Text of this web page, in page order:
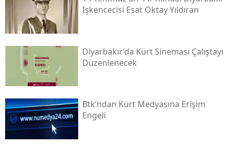
Işkencecisi Esat Oktay Yıldıran
Diyarbakır’da Kürt Sineması Çalıştayı
Düzenlenecek
Btk’ndan Kürt Medyasına Erişim
Engeli